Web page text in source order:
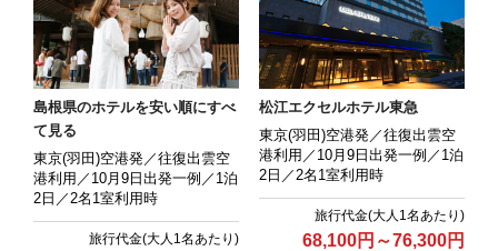
島根県のホテルを安い順にすべ
て見る
東京(羽田)空港発／往復出雲空
港利用／10月9日出発一例／1泊
2日／2名1室利用時
松江エクセルホテル東急
68,100円 ～76,300円
東京(羽田)空港発／往復出雲空
港利用／10月9日出発一例／1泊
2日／2名1室利用時